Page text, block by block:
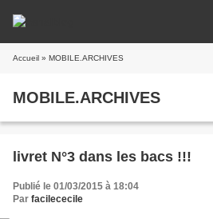
Accueil » MOBILE.ARCHIVES
MOBILE.ARCHIVES
livret N°3 dans les bacs !!!
Publié le 01/03/2015 à 18:04
Par facilececile